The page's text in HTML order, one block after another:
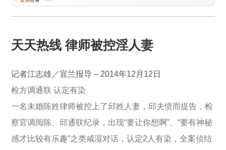
天天热线 律师被控淫人妻
记者江志雄／宜兰报导 – 2014年12月12日
检方调通联 认定有染
一名未婚陈姓律师被控上了邱姓人妻，邱夫愤而提告，检
察官调阅陈、邱通联纪录，出现“要让你想啊”、“要有神秘
感才比较有乐趣”之类咸湿对话，认定2人有染，全案侦结